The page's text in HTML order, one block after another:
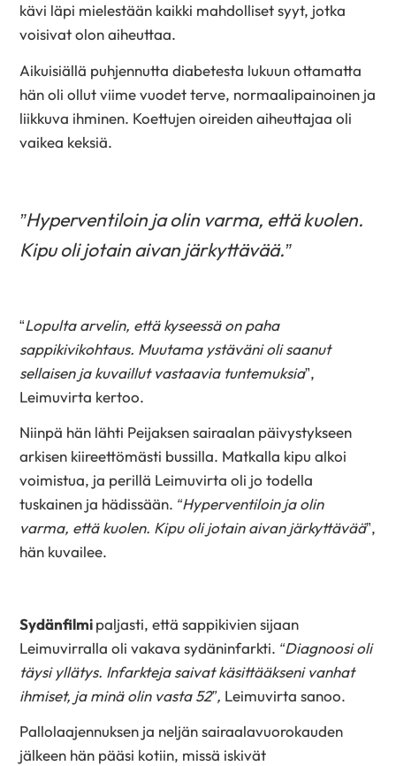
kävi läpi mielestään kaikki mahdolliset syyt, jotka
voisivat olon aiheuttaa.
Aikuisiällä puhjennutta diabetesta lukuun ottamatta
hän oli ollut viime vuodet terve, normaalipainoinen ja
liikkuva ihminen. Koettujen oireiden aiheuttajaa oli
vaikea keksiä.
”Hyperventiloin ja olin varma, että kuolen.
Kipu oli jotain aivan järkyttävää.”
“Lopulta arvelin, että kyseessä on paha
sappikivikohtaus. Muutama ystäväni oli saanut
sellaisen ja kuvaillut vastaavia tuntemuksia”,
Leimuvirta kertoo.
Niinpä hän lähti Peijaksen sairaalan päivystykseen
arkisen kiireettömästi bussilla. Matkalla kipu alkoi
voimistua, ja perillä Leimuvirta oli jo todella
tuskainen ja hädissään. “Hyperventiloin ja olin
varma, että kuolen. Kipu oli jotain aivan järkyttävää”,
hän kuvailee.
Sydänfilmipaljasti, että sappikivien sijaan
Leimuvirralla oli vakava sydäninfarkti. “Diagnoosi oli
täysi yllätys. Infarkteja saivat käsittääkseni vanhat
ihmiset, ja minä olin vasta 52”, Leimuvirta sanoo.
Pallolaajennuksen ja neljän sairaalavuorokauden
jälkeen hän pääsi kotiin, missä iskivät